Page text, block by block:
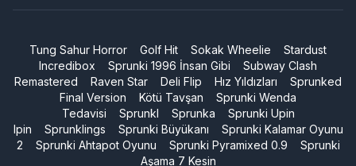
Tung Sahur Horror Golf Hit Sokak Wheelie
Stardust
Incredibox
Sprunki 1996 İnsan Gibi
Subway Clash
Remastered
Raven Star Deli Flip Hız Yıldızları
Sprunked
Final Version
Kötü Tavşan
Sprunki Wenda
Tedavisi
Sprunkl Sprunka
Sprunki Upin
Ipin
Sprunklings Sprunki Büyükanı
Sprunki Kalamar Oyunu
2
Sprunki Ahtapot Oyunu Sprunki Pyramixed 0.9
Sprunki
Aşama 7 Kesin